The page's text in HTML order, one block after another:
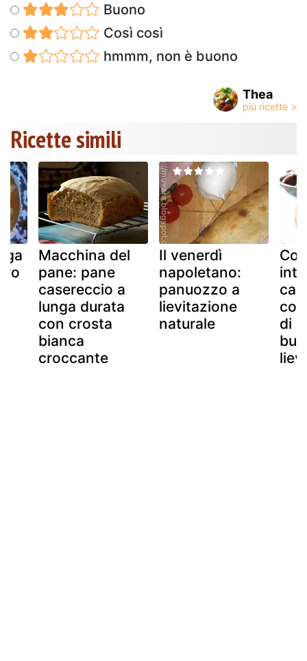
Buono
Così così
hmmm, non è buono
Thea
Ricette simili
Macchina del
pane: pane
casereccio a
lunga durata
con crosta
bianca
croccante
Il venerdì
napoletano:
panuozzo a
lievitazione
naturale
di